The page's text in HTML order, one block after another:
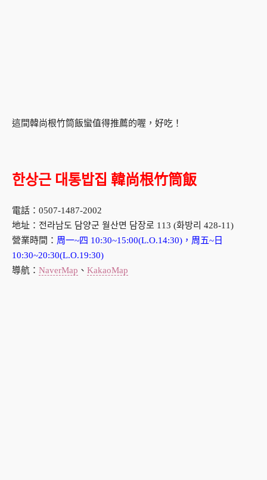
這間韓尚根竹筒飯蠻值得推薦的喔，好吃！
한상근 대통밥집 韓尚根竹筒飯
電話：0507-1487-2002
地址：전라남도 담양군 월산면 담장로 113 (화방리 428-11)
營業時間： 周一~四 10:30~15:00(L.O.14:30)，周五~日
10:30~20:30(L.O.19:30)
導航： NaverMap 、 KakaoMap